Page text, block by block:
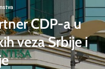
CDP-a u
veza Srbije i